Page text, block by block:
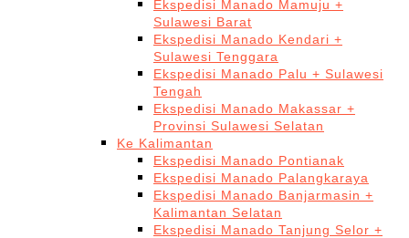
Ekspedisi Manado Mamuju +
Sulawesi Barat
Ekspedisi Manado Kendari +
Sulawesi Tenggara
Ekspedisi Manado Palu + Sulawesi
Tengah
Ekspedisi Manado Makassar +
Provinsi Sulawesi Selatan
Ke Kalimantan
Ekspedisi Manado Pontianak
Ekspedisi Manado Palangkaraya
Ekspedisi Manado Banjarmasin +
Kalimantan Selatan
Ekspedisi Manado Tanjung Selor +